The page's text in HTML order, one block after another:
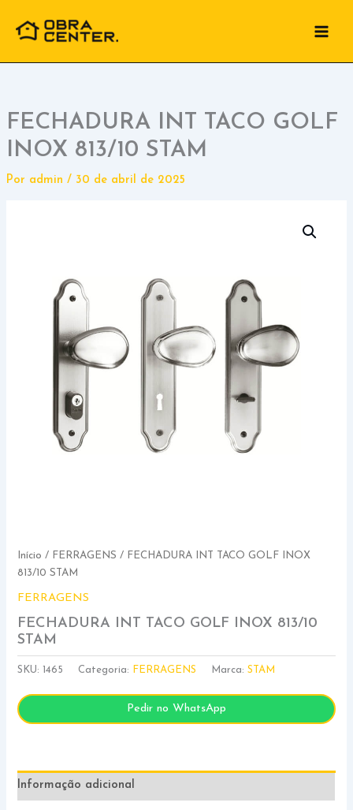
para
conteúdo
FECHADURA INT TACO GOLF
INOX 813/10 STAM
Por admin / 30 de abril de 2025
Início / FERRAGENS / FECHADURA INT TACO GOLF INOX
813/10 STAM
FERRAGENS
FECHADURA INT TACO GOLF INOX 813/10
STAM
SKU: 1465 Categoria: FERRAGENS Marca:STAM
Pedir no WhatsApp
Informação adicional